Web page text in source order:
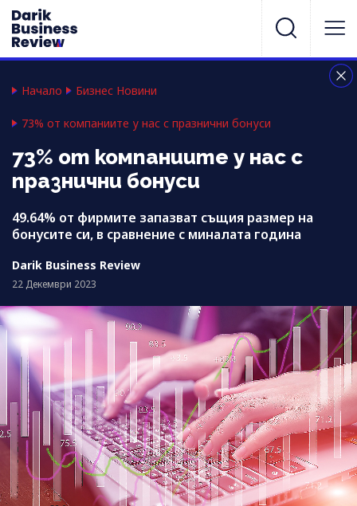
Начало Бизнес Новини
73% от компаниите у нас с празнични бонуси
73% от компаниите у нас с
празнични бонуси
49.64% от фирмите запазват същия размер на
бонусите си, в сравнение с миналата година
Darik Business Review
22 Декември 2023